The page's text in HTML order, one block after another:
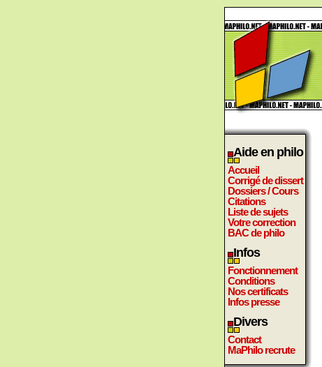
Aide en philo
Accueil
Corrigé de dissert
Dossiers / Cours
Citations
Liste de sujets
Votre correction
BAC de philo
Infos
Fonctionnement
Conditions
Nos certificats
Infos presse
Divers
Contact
MaPhilo recrute